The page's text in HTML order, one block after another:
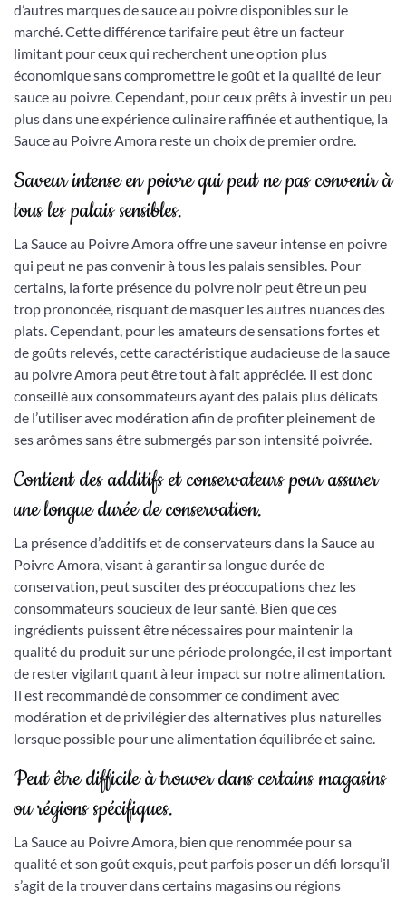
d’autres marques de sauce au poivre disponibles sur le
marché. Cette différence tarifaire peut être un facteur
limitant pour ceux qui recherchent une option plus
économique sans compromettre le goût et la qualité de leur
sauce au poivre. Cependant, pour ceux prêts à investir un peu
plus dans une expérience culinaire raffinée et authentique, la
Sauce au Poivre Amora reste un choix de premier ordre.
Saveur intense en poivre qui peut ne pas convenir à
tous les palais sensibles.
La Sauce au Poivre Amora offre une saveur intense en poivre
qui peut ne pas convenir à tous les palais sensibles. Pour
certains, la forte présence du poivre noir peut être un peu
trop prononcée, risquant de masquer les autres nuances des
plats. Cependant, pour les amateurs de sensations fortes et
de goûts relevés, cette caractéristique audacieuse de la sauce
au poivre Amora peut être tout à fait appréciée. Il est donc
conseillé aux consommateurs ayant des palais plus délicats
de l’utiliser avec modération afin de profiter pleinement de
ses arômes sans être submergés par son intensité poivrée.
Contient des additifs et conservateurs pour assurer
une longue durée de conservation.
La présence d’additifs et de conservateurs dans la Sauce au
Poivre Amora, visant à garantir sa longue durée de
conservation, peut susciter des préoccupations chez les
consommateurs soucieux de leur santé. Bien que ces
ingrédients puissent être nécessaires pour maintenir la
qualité du produit sur une période prolongée, il est important
de rester vigilant quant à leur impact sur notre alimentation.
Il est recommandé de consommer ce condiment avec
modération et de privilégier des alternatives plus naturelles
lorsque possible pour une alimentation équilibrée et saine.
Peut être difficile à trouver dans certains magasins
ou régions spécifiques.
La Sauce au Poivre Amora, bien que renommée pour sa
qualité et son goût exquis, peut parfois poser un défi lorsqu’il
s’agit de la trouver dans certains magasins ou régions